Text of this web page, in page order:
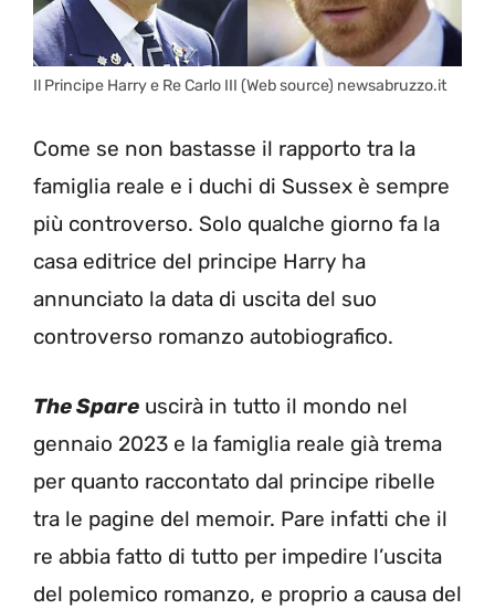
Il Principe Harry e Re Carlo III (Web source) newsabruzzo.it
Come se non bastasse il rapporto tra la
famiglia reale e i duchi di Sussex è sempre
più controverso. Solo qualche giorno fa la
casa editrice del principe Harry ha
annunciato la data di uscita del suo
controverso romanzo autobiografico.
The Spare uscirà in tutto il mondo nel
gennaio 2023 e la famiglia reale già trema
per quanto raccontato dal principe ribelle
tra le pagine del memoir. Pare infatti che il
re abbia fatto di tutto per impedire l’uscita
del polemico romanzo, e proprio a causa del